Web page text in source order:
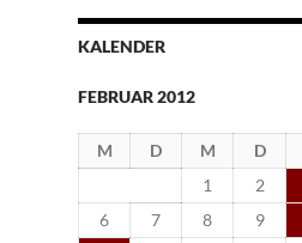
KALENDER
FEBRUAR 2012
M D M D
1
2
6
7 8 9